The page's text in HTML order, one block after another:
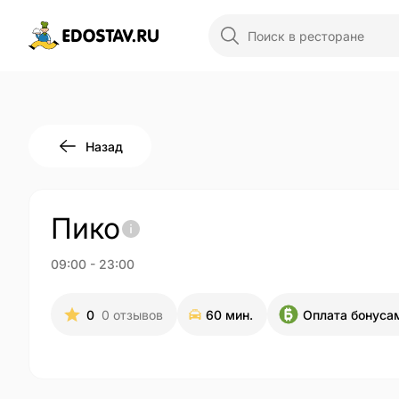
Назад
Пико
09:00 - 23:00
0 0 отзывов 60 мин. Оплата